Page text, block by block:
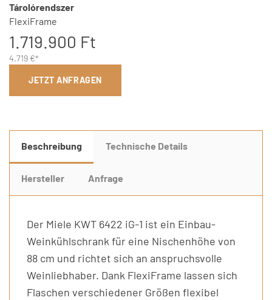
Tárolórendszer
FlexiFrame
1.719.900 Ft
4.719 €*
JETZT ANFRAGEN
Beschreibung Technische Details
Hersteller Anfrage
Der Miele KWT 6422 iG-1 ist ein Einbau-
Weinkühlschrank für eine Nischenhöhe von
88 cm und richtet sich an anspruchsvolle
Weinliebhaber. Dank FlexiFrame lassen sich
Flaschen verschiedener Größen flexibel